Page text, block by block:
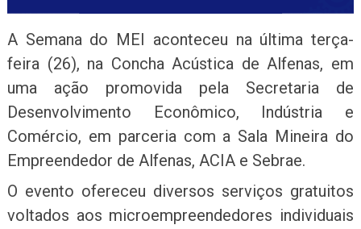
A Semana do MEI aconteceu na última terça-
feira (26), na Concha Acústica de Alfenas, em
uma ação promovida pela Secretaria de
Desenvolvimento Econômico, Indústria e
Comércio, em parceria com a Sala Mineira do
Empreendedor de Alfenas, ACIA e Sebrae.
O evento ofereceu diversos serviços gratuitos
voltados aos microempreendedores individuais